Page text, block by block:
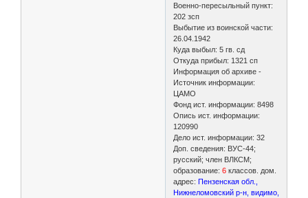
Военно-пересыльный пункт:
202 зсп
Выбытие из воинской части:
26.04.1942
Куда выбыл: 5 гв. сд
Откуда прибыл: 1321 сп
Информация об архиве -
Источник информации:
ЦАМО
Фонд ист. информации: 8498
Опись ист. информации:
120990
Дело ист. информации: 32
Доп. сведения: ВУС-44;
русский; член ВЛКСМ;
образование:6 классов. дом.
адрес:Пензенская обл.,
Нижнеломовский р-н, видимо,